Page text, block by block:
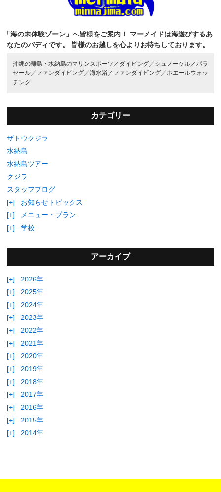
「海の未体験ゾーン」へ皆様をご案内！
マーメイドは海遊びするあ
なたのバディです。
皆様のお越しを心よりお待ちしております。
沖縄の離島・水納島のマリンスポーツ／ ダイビング／ シュノーケル／パラ
セール／ ファンダイビング／海水浴／ ファンダイビング／ホエールウォッ
チング
カテゴリー
ザトウクジラ
水納島
水納島ツアー
クジラ
スタッフブログ
[+]
お知らせトピックス
[+]
メニュー・プラン
[+]
学校
アーカイブ
[+]
2026年
[+]
2025年
[+]
2024年
[+]
2023年
[+]
2022年
[+]
2021年
[+]
2020年
[+]
2019年
[+]
2018年
[+]
2017年
[+]
2016年
[+]
2015年
[+]
2014年